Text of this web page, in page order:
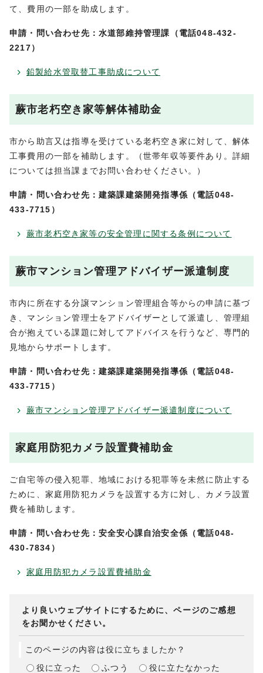
て、費用の一部を助成します。
申請・問い合わせ先：水道部維持管理課（電話048-432-
2217）
鉛製給水管取替工事助成について
蕨市老朽空き家等解体補助金
市から助言又は指導を受けている老朽空き家に対して、解体
工事費用の一部を補助します。（世帯年収等要件あり。詳細
については担当課までお問い合わせください。）
申請・問い合わせ先：建築課建築開発指導係（電話048-
433-7715）
蕨市老朽空き家等の安全管理に関する条例について
蕨市マンション管理アドバイザー派遣制度
市内に所在する分譲マンション管理組合等からの申請に基づ
き、マンション管理士をアドバイザーとして派遣し、管理組
合が抱えている課題に対してアドバイスを行うなど、専門的
見地からサポートします。
申請・問い合わせ先：建築課建築開発指導係（電話048-
433-7715）
蕨市マンション管理アドバイザー派遣制度について
家庭用防犯カメラ設置費補助金
ご自宅等の侵入犯罪、地域における犯罪等を未然に防止する
ために、家庭用防犯カメラを設置する方に対し、カメラ設置
費を補助します。
申請・問い合わせ先：安全安心課自治安全係（電話048-
430-7834）
家庭用防犯カメラ設置費補助金
より良いウェブサイトにするために、ページのご感想
をお聞かせください。
このページの内容は役に立ちましたか？
役に立った
ふつう 役に立たなかった